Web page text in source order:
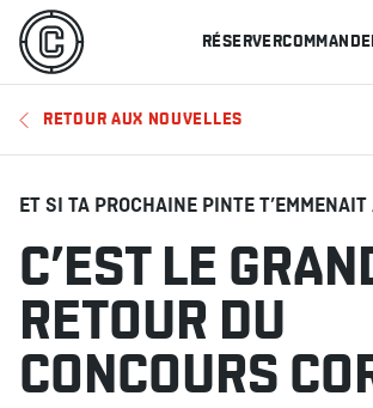
RÉSERVER
MENU
RESTAURANTS
OFFRES ET
CARTES-CADEAUX
HORAIRE DES
RETOUR AUX NOUVELLES
ET SI TA PROCHAINE PINTE
C’EST LE
RETOUR DU
CONCOURS